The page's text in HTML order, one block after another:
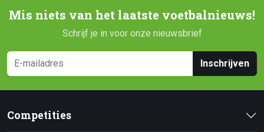
Mis niets van het laatste voetbalnieuws!
Schrijf je in voor onze nieuwsbrief
Inschrijven
Competities